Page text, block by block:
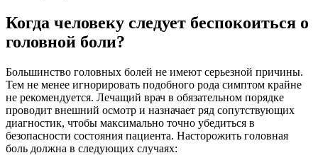
Когда человеку следует беспокоиться о
головной боли?
Большинство головных болей не имеют серьезной причины.
Тем не менее игнорировать подобного рода симптом крайне
не рекомендуется. Лечащий врач в обязательном порядке
проводит внешний осмотр и назначает ряд сопутствующих
диагностик, чтобы максимально точно убедиться в
безопасности состояния пациента. Насторожить головная
боль должна в следующих случаях: